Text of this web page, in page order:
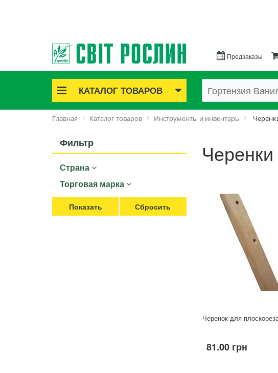
Предзаказы
КАТАЛОГ ТОВАРОВ
Акционные товары
Саженцы плодово-ягодные
Лук и чеснок
Саженцы декоративные
Главная Каталог товаров Инструменты и инвентарь
Фильтр
Страна
Торговая марка
Черенки
Черенок для
81.00 грн